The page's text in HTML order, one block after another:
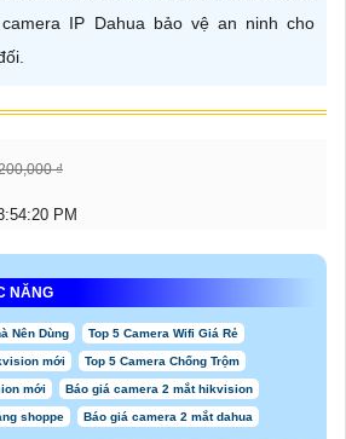
IP Dahua bảo vệ an ninh cho
₫
PM
NĂNG
Nên Dùng Top 5 Camera Wifi Giá Rẻ
mới Top 5 Camera Chống Trộm
mới Báo giá camera 2 mắt hikvision
shoppe Báo giá camera 2 mắt dahua